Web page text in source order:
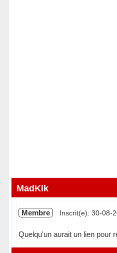
MadKik
Membre Inscrit(e): 30-08-
Quelqu'un aurait un lien pour